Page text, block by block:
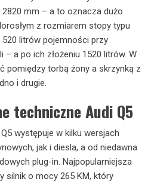
mm – a to oznacza dużo
z rozmiarem stopy typu
litrów pojemności przy
a po ich złożeniu 1520 litrów. W
pomiędzy torbą żony a skrzynką z
i drugie.
techniczne Audi Q5
występuje w kilku wersjach
jak i diesla, a od niedawna
plug-in. Najpopularniejsza
silnik o mocy 265 KM, który